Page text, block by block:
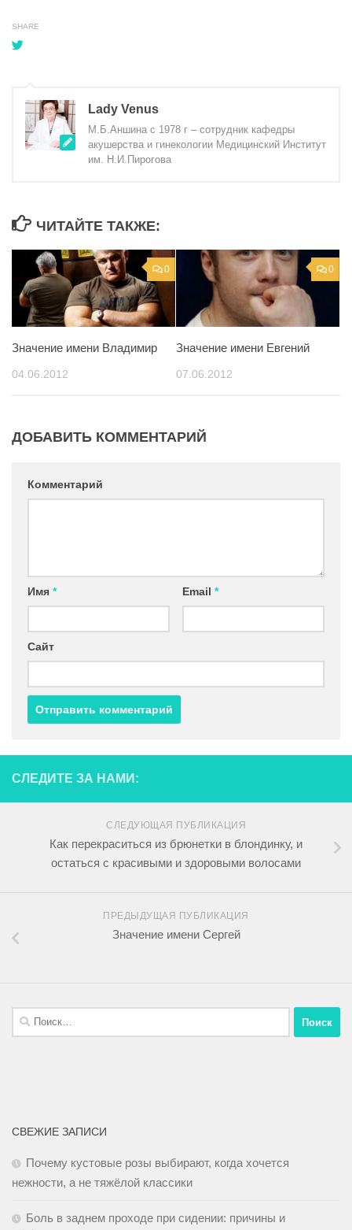
SHARE
Lady Venus
М.Б.Аншина с 1978 г – сотрудник кафедры
акушерства и гинекологии Медицинский Институт
им. Н.И.Пирогова
ЧИТАЙТЕ ТАКЖЕ:
0
Значение имени Владимир
04.06.2012
0
Значение имени Евгений
07.06.2012
ДОБАВИТЬ КОММЕНТАРИЙ
Комментарий
Имя * Email *
Сайт
СЛЕДИТЕ ЗА НАМИ:
СЛЕДУЮЩАЯ ПУБЛИКАЦИЯ
Как перекраситься из брюнетки в блондинку, и
остаться с красивыми и здоровыми волосами
ПРЕДЫДУЩАЯ ПУБЛИКАЦИЯ
Значение имени Сергей
СВЕЖИЕ ЗАПИСИ
Почему кустовые розы выбирают, когда хочется
нежности, а не тяжёлой классики
Боль в заднем проходе при сидении: причины и